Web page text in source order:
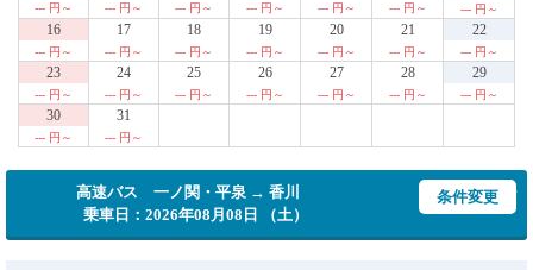
--- 円～ --- 円～ --- 円～ --- 円～ --- 円～ --- 円～ --- 円～
16
--- 円～
17
--- 円～
18
--- 円～
19
--- 円～
20
--- 円～
21
--- 円～
22
--- 円～
23
--- 円～
24
--- 円～
25
--- 円～
26
--- 円～
27
--- 円～
28
--- 円～
29
--- 円～
30
--- 円～
31
--- 円～
高速バス 一ノ関・平泉 → 香川
乗車日：2026年08月08日 （土）
条件変更